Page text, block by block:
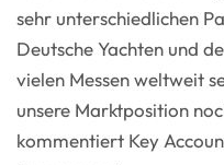
sehr unterschiedlichen
Deutsche Yachten und
vielen Messen weltweit
unsere Marktposition
kommentiert Key